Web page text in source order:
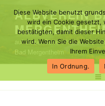
Inhalt
springen
ALBVEREIN
auf dieser Seite erhalten Sie
Bad Mergentheim
Diese Website benutzt
wird ein Cookie gesetzt,
bestätigten, damit dieser
wird. Wenn Sie die
Ihrem
In Ordnung.